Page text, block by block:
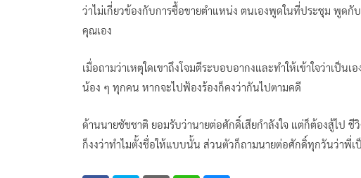
ว่าไม่เกี่ยวข้องกับการซื้อขายตำแหน่ง ตนเองพูดในที่ประชุม พูดกั
คุณเอง
เมื่อถามว่าเหตุใดเขาถึงโจมตีระบอบอากงและทำให้เข้าใจว่าเป็น
น้อง ๆ ทุกคน หากจะไปฟ้องร้องก็คงว่ากันไปตามคดี
ด้านนายชัชชาติ ยอมรับว่านายต่อศักดิ์เสียกำลังใจ แต่ก็ต้องสู้ไป
ก็งงว่าทำไมตั้งชื่อให้แบบนั้น ส่วนตัวก็ถามนายต่อศักดิ์ทุกวันว่าพี่เป็